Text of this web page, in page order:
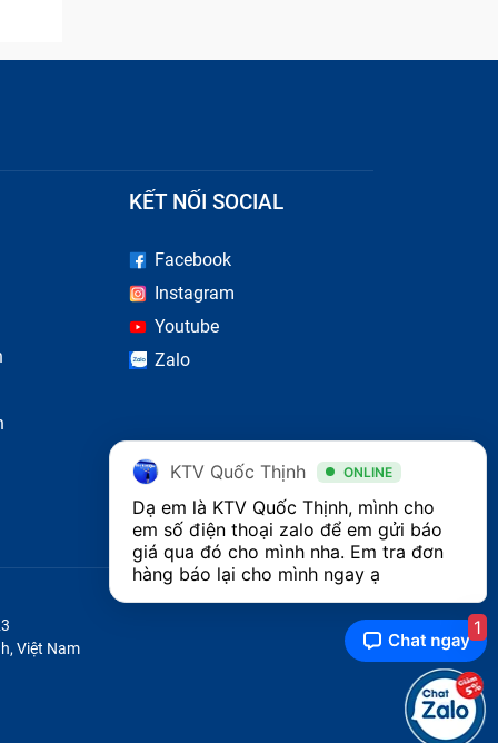
KẾT NỐI SOCIAL
Facebook
Instagram
Youtube
Zalo
Việt Nam
KTV Quốc Thịnh ONLINE
Dạ em là KTV Quốc Thịnh, mình cho
em số điện thoại zalo để em gửi báo
giá qua đó cho mình nha. Em tra đơn
hàng báo lại cho mình ngay ạ
1